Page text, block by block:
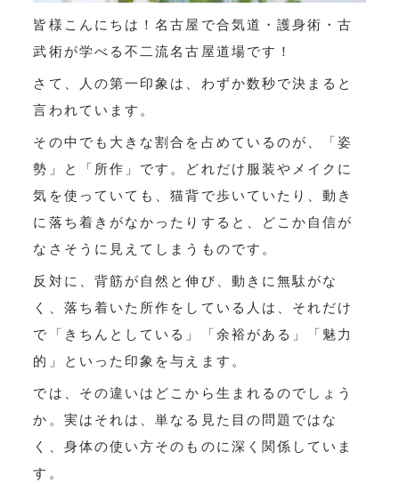
皆様こんにちは！名古屋で合気道・護身術・古
武術が学べる不二流名古屋道場です！
さて、人の第一印象は、わずか数秒で決まると
言われています。
その中でも大きな割合を占めているのが、「姿
勢」と「所作」です。どれだけ服装やメイクに
気を使っていても、猫背で歩いていたり、動き
に落ち着きがなかったりすると、どこか自信が
なさそうに見えてしまうものです。
反対に、背筋が自然と伸び、動きに無駄がな
く、落ち着いた所作をしている人は、それだけ
で「きちんとしている」「余裕がある」「魅力
的」といった印象を与えます。
では、その違いはどこから生まれるのでしょう
か。実はそれは、単なる見た目の問題ではな
く、身体の使い方そのものに深く関係していま
す。